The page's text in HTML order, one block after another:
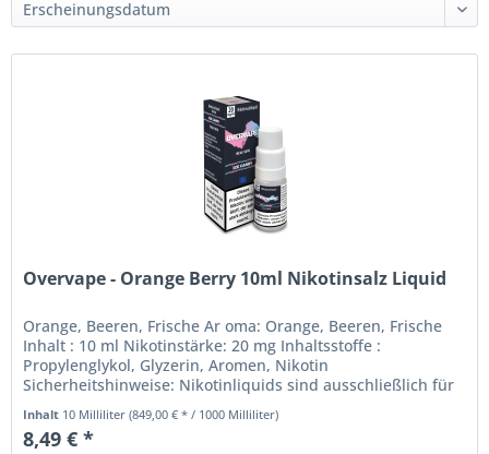
Overvape - Orange Berry 10ml Nikotinsalz Liquid
Orange, Beeren, Frische Ar oma: Orange, Beeren, Frische
Inhalt : 10 ml Nikotinstärke: 20 mg Inhaltsstoffe :
Propylenglykol, Glyzerin, Aromen, Nikotin
Sicherheitshinweise: Nikotinliquids sind ausschließlich für
den Gebrauch in...
Inhalt 10 Milliliter(849,00 € * / 1000 Milliliter)
8,49 € *